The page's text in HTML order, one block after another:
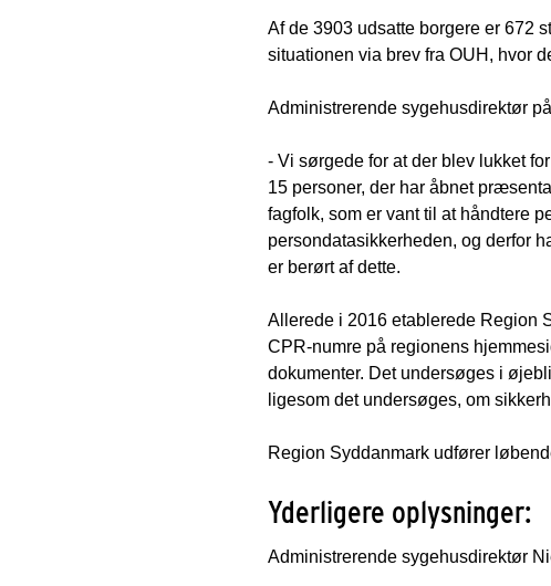
Af de 3903 udsatte borgere er 672
situationen via brev fra OUH, hvor
Administrerende sygehusdirektør
- Vi sørgede for at der blev lukket
15 personer, der har åbnet
fagfolk, som er vant til at håndtere
persondatasikkerheden, og derfor
er berørt af dette.
Allerede i 2016 etablerede Region
CPR-numre på regionens
dokumenter. Det undersøges i
ligesom det undersøges, om
Region Syddanmark udfører
Yderligere oplysninger:
Administrerende sygehusdirektør